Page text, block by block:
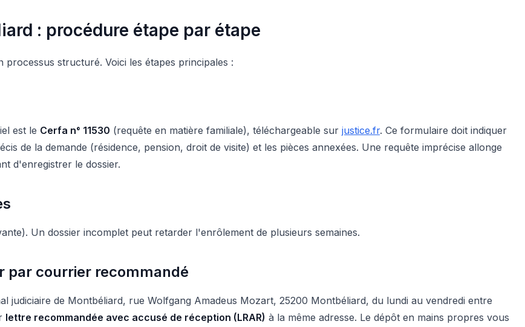
: procédure étape par étape
structuré. Voici les étapes principales :
est le Cerfa n° 11530 (requête en matière familiale), téléchargeable sur justice.fr. Ce formulaire doit indiquer
de la demande (résidence, pension, droit de visite) et les pièces annexées. Une requête imprécise allonge
d'enregistrer le dossier.
Un dossier incomplet peut retarder l'enrôlement de plusieurs semaines.
par courrier recommandé
judiciaire de Montbéliard, rue Wolfgang Amadeus Mozart, 25200 Montbéliard, du lundi au vendredi entre
lettre recommandée avec accusé de réception (LRAR) à la même adresse. Le dépôt en mains propres vous